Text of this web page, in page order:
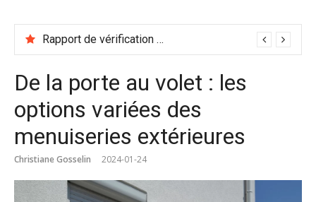
Rapport de vérification sécurité : à conserver précieusement
De la porte au volet : les
options variées des
menuiseries extérieures
Christiane Gosselin 2024-01-24